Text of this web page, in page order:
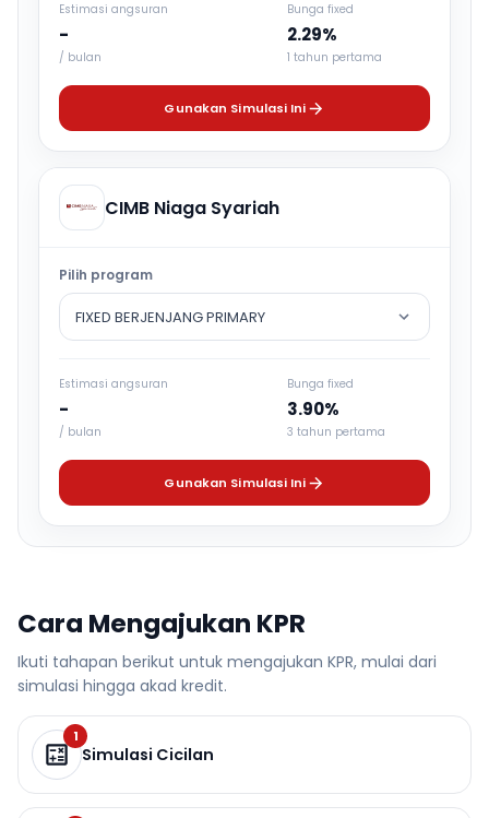
Estimasi angsuran
-
/ bulan
Bunga fixed
2.29%
1 tahun pertama
Gunakan Simulasi Ini
CIMB Niaga Syariah
Pilih program
FIXED BERJENJANG PRIMARY
Estimasi angsuran
-
/ bulan
Bunga fixed
3.90%
3 tahun pertama
Gunakan Simulasi Ini
Cara Mengajukan KPR
Ikuti tahapan berikut untuk mengajukan KPR, mulai dari
simulasi hingga akad kredit.
1
Simulasi Cicilan